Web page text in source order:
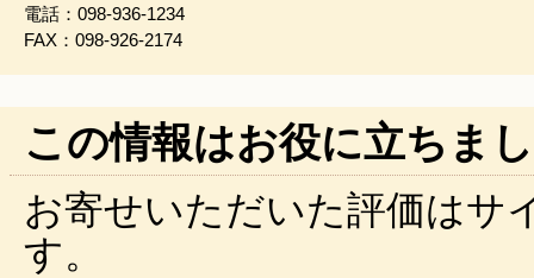
電話：098-936-1234
FAX：098-926-2174
この情報はお役に立ちま
お寄せいただいた評価はサ
す。